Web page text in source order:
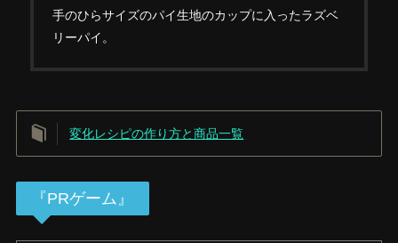
手のひらサイズのパイ生地のカップに入ったラズベ
リーパイ。
変化レシピの作り方と商品一覧
『PRゲーム』